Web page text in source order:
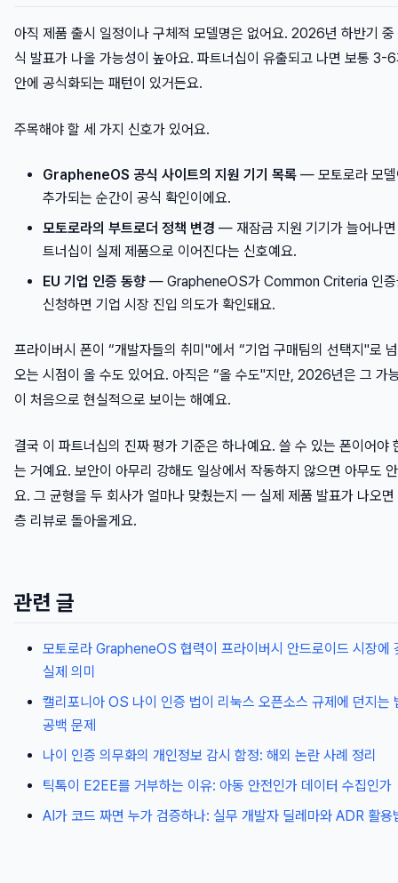
아직 제품 출시 일정이나 구체적 모델명은 없어요. 2026년 하반기 중
식 발표가 나올 가능성이 높아요. 파트너십이 유출되고 나면 보통 3-
안에 공식화되는 패턴이 있거든요.
주목해야 할 세 가지 신호가 있어요.
GrapheneOS 공식 사이트의 지원 기기 목록 — 모토로라 모
추가되는 순간이 공식 확인이에요.
모토로라의 부트로더 정책 변경 — 재잠금 지원 기기가 늘어나
트너십이 실제 제품으로 이어진다는 신호예요.
EU 기업 인증 동향 — GrapheneOS가 Common Criteria 인증
신청하면 기업 시장 진입 의도가 확인돼요.
프라이버시 폰이 “개발자들의 취미"에서 “기업 구매팀의 선택지"로
오는 시점이 올 수도 있어요. 아직은 “올 수도"지만, 2026년은 그 가
이 처음으로 현실적으로 보이는 해예요.
결국 이 파트너십의 진짜 평가 기준은 하나예요. 쓸 수 있는 폰이어야
는 거예요. 보안이 아무리 강해도 일상에서 작동하지 않으면 아무도
요. 그 균형을 두 회사가 얼마나 맞췄는지 — 실제 제품 발표가 나오면
층 리뷰로 돌아올게요.
관련 글
모토로라 GrapheneOS 협력이 프라이버시 안드로이드 시장에
실제 의미
캘리포니아 OS 나이 인증 법이 리눅스 오픈소스 규제에 던지는
공백 문제
나이 인증 의무화의 개인정보 감시 함정: 해외 논란 사례 정리
틱톡이 E2EE를 거부하는 이유: 아동 안전인가 데이터 수집인가
AI가 코드 짜면 누가 검증하나: 실무 개발자 딜레마와 ADR 활용